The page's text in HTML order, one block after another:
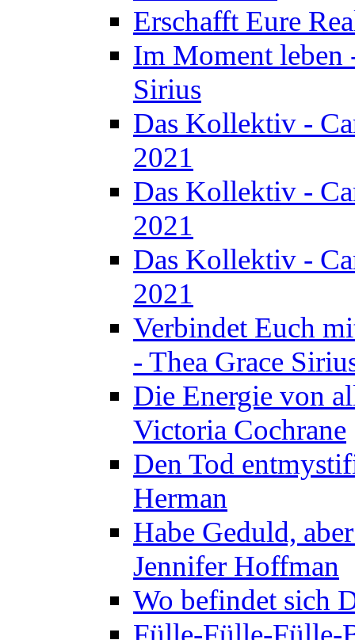
Erschafft Eure
Im Moment leben
Sirius
Das Kollektiv -
2021
Das Kollektiv -
2021
Das Kollektiv -
2021
Verbindet Euch
- Thea Grace
Die Energie von
Victoria Cochrane
Den Tod
Herman
Habe Geduld,
Jennifer Hoffman
Wo befindet sich